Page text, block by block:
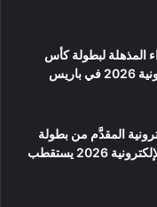
المذهلة لبطولة كأس
المقدَّم من بطولة
كأس العالم للرياضات الإلكترونية 2026 يستقطب